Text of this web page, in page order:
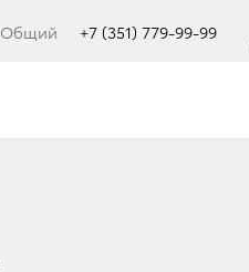
Общий +7 (351) 779-99-99